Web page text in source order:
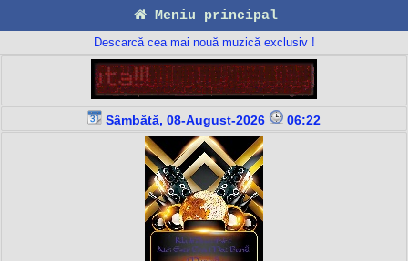
Meniu principal
Descarcă cea mai nouă muzică exclusiv !
Sâmbătă, 08-August-2026 06:22